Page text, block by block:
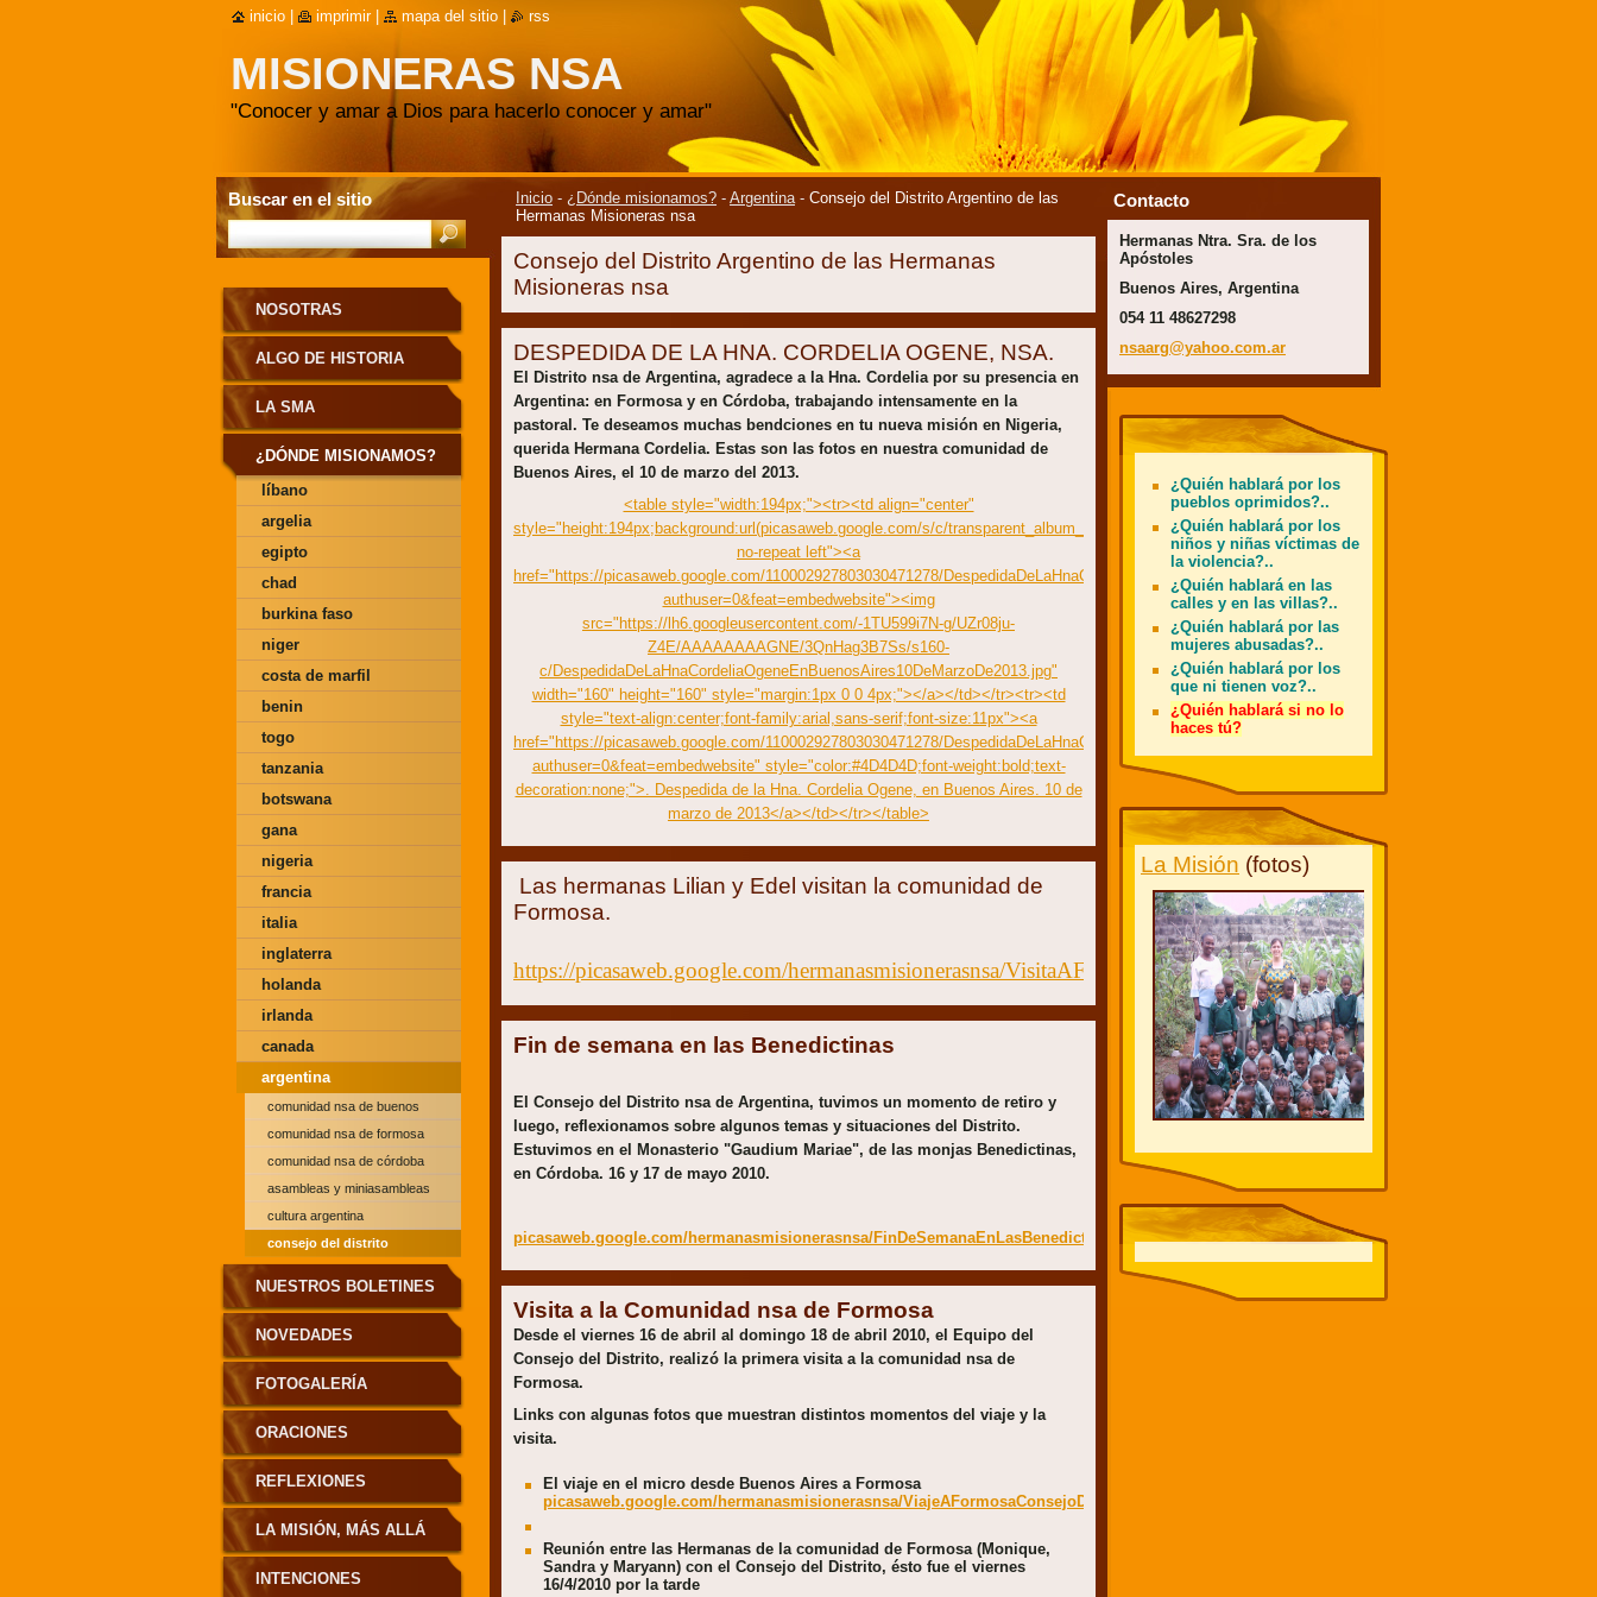
MISIONERAS NSA
"Conocer y amar a Dios para hacerlo conocer y amar"
Inicio - ¿Dónde misionamos? - Argentina - Consejo del Distrito Argentino de las
Hermanas Misioneras nsa
Consejo del Distrito Argentino de las Hermanas
Misioneras nsa
DESPEDIDA DE LA HNA. CORDELIA OGENE, NSA.
El Distrito nsa de Argentina, agradece a la Hna. Cordelia por su presencia en
Argentina: en Formosa y en Córdoba, trabajando intensamente en la
pastoral. Te deseamos muchas bendciones en tu nueva misión en Nigeria,
querida Hermana Cordelia. Estas son las fotos en nuestra comunidad de
Buenos Aires, el 10 de marzo del 2013.
<table style="width:194px;"><tr><td align="center"
style="height:194px;background:url(picasaweb.google.com/s/c/transparent_album_background.gif)
no-repeat left"><a
href="https://picasaweb.google.com/110002927803030471278/DespedidaDeLaHnaCordeliaOgeneEnBuenosAires10DeMarzoDe2013?
authuser=0&feat=embedwebsite"><img
src="https://lh6.googleusercontent.com/-1TU599i7N-g/UZr08ju-
Z4E/AAAAAAAAGNE/3QnHag3B7Ss/s160-
c/DespedidaDeLaHnaCordeliaOgeneEnBuenosAires10DeMarzoDe2013.jpg"
width="160" height="160" style="margin:1px 0 0 4px;"></a></td></tr><tr><td
style="text-align:center;font-family:arial,sans-serif;font-size:11px"><a
href="https://picasaweb.google.com/110002927803030471278/DespedidaDeLaHnaCordeliaOgeneEnBuenosAires10DeMarzoDe2013?
authuser=0&feat=embedwebsite" style="color:#4D4D4D;font-weight:bold;text-
decoration:none;">. Despedida de la Hna. Cordelia Ogene, en Buenos Aires. 10 de
marzo de 2013</a></td></tr></table>
Las hermanas Lilian y Edel visitan la comunidad de
Formosa.
https://picasaweb.google.com/hermanasmisionerasnsa/VisitaAFormosa #
Fin de semana en las Benedictinas
El Consejo del Distrito nsa de Argentina, tuvimos un momento de retiro y
luego, reflexionamos sobre algunos temas y situaciones del Distrito.
Estuvimos en el Monasterio "Gaudium Mariae", de las monjas Benedictinas,
en Córdoba. 16 y 17 de mayo 2010.
picasaweb.google.com/hermanasmisionerasnsa/FinDeSemanaEnLasBenedictinas#
Visita a la Comunidad nsa de Formosa
Desde el viernes 16 de abril al domingo 18 de abril 2010, el Equipo del
Consejo del Distrito, realizó la primera visita a la comunidad nsa de
Formosa.
Links con algunas fotos que muestran distintos momentos del viaje y la
visita.
El viaje en el micro desde Buenos Aires a Formosa
picasaweb.google.com/hermanasmisionerasnsa/ViajeAFormosaConsejoDelDistritoNsaArgentino#
Reunión entre las Hermanas de la comunidad de Formosa (Monique,
Sandra y Maryann) con el Consejo del Distrito, ésto fue el viernes
16/4/2010 por la tarde
NOSOTRAS
ALGO DE HISTORIA
LA SMA
¿DÓNDE MISIONAMOS?
líbano
argelia
egipto
chad
burkina faso
niger
costa de marfil
benin
togo
tanzania
botswana
gana
nigeria
francia
italia
inglaterra
holanda
irlanda
canada
argentina
comunidad nsa de buenos
aires
comunidad nsa de formosa
comunidad nsa de córdoba
asambleas y miniasambleas
del distrito argentino
cultura argentina
consejo del distrito
NUESTROS BOLETINES
NOVEDADES
FOTOGALERÍA
ORACIONES
REFLEXIONES
LA MISIÓN, MÁS ALLÁ
DE NUESTRAS
INTENCIONES
Contacto
Hermanas Ntra. Sra. de los
Apóstoles
Buenos Aires, Argentina
054 11 48627298
nsaarg@yahoo.com.ar
¿Quién hablará por los
pueblos oprimidos?..
¿Quién hablará por los
niños y niñas víctimas de
la violencia?..
¿Quién hablará en las
calles y en las villas?..
¿Quién hablará por las
mujeres abusadas?..
¿Quién hablará por los
que ni tienen voz?..
¿Quién hablará si no lo
haces tú?
La Misión (fotos)
Buscar en el sitio
inicio imprimir mapa del sitio rss